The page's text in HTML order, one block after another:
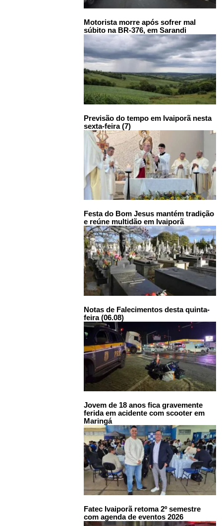
Motorista morre após sofrer mal
súbito na BR-376, em Sarandi
Previsão do tempo em Ivaiporã nesta
sexta-feira (7)
Festa do Bom Jesus mantém tradição
e reúne multidão em Ivaiporã
Notas de Falecimentos desta quinta-
feira (06.08)
Jovem de 18 anos fica gravemente
ferida em acidente com scooter em
Maringá
Fatec Ivaiporã retoma 2º semestre
com agenda de eventos 2026